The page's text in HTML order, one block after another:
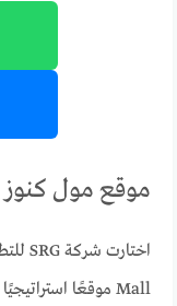
موقع مول كنوز